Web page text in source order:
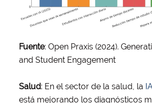
Fuente: Open Praxis (2024).
and Student Engagement
Salud: En el sector de la salud, la
está mejorando los diagnósticos